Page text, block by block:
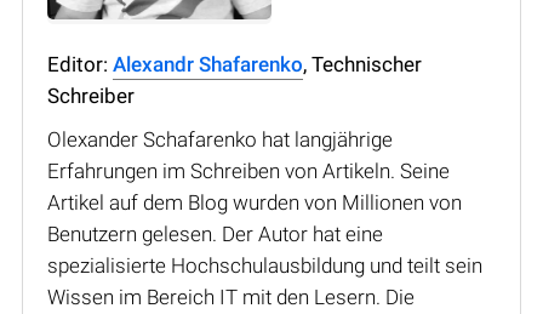
Editor: Alexandr Shafarenko, Technischer
Schreiber
Olexander Schafarenko hat langjährige
Erfahrungen im Schreiben von Artikeln. Seine
Artikel auf dem Blog wurden von Millionen von
Benutzern gelesen. Der Autor hat eine
spezialisierte Hochschulausbildung und teilt sein
Wissen im Bereich IT mit den Lesern. Die